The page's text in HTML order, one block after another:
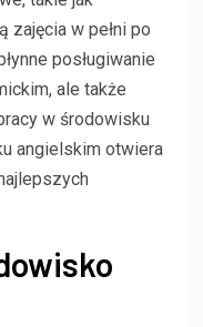
zajęcia w pełni po
posługiwanie
ale także
w środowisku
angielskim otwiera